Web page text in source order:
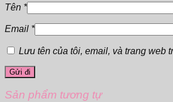
Tên *
Email *
Lưu tên của tôi, email, và trang web
Sản phẩm tương tự